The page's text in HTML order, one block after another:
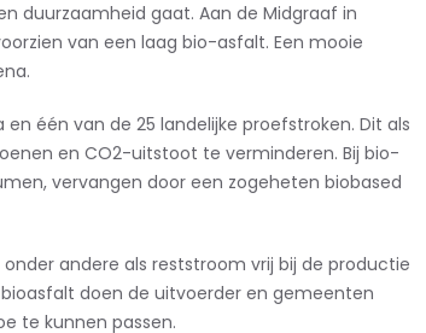
duurzaamheid gaat. Aan de Midgraaf in
van een laag bio-asfalt. Een mooie
één van de 25 landelijke proefstroken. Dit als
en CO2-uitstoot te verminderen. Bij bio-
vervangen door een zogeheten biobased
andere als reststroom vrij bij de productie
doen de uitvoerder en gemeenten
te kunnen passen.